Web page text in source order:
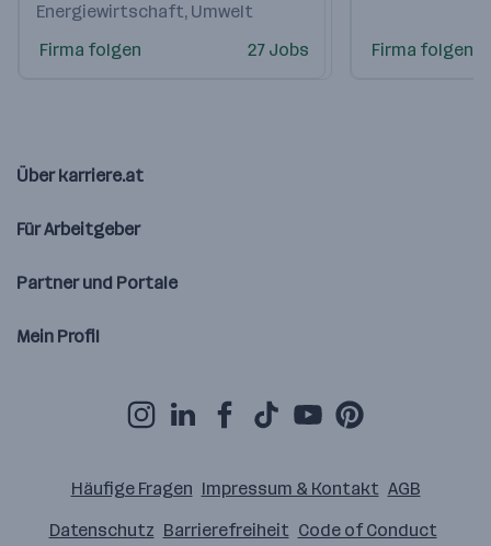
Energiewirtschaft, Umwelt
Firma folgen
27 Jobs Firma folgen
Über karriere.at
Für Arbeitgeber
Partner und Portale
Mein Profil
Häufige Fragen Impressum & Kontakt AGB
Datenschutz Barrierefreiheit Code of Conduct